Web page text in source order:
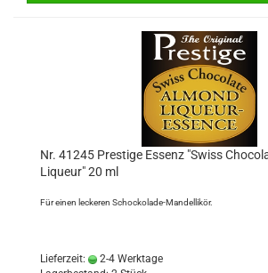
Nr. 41245 Prestige Essenz "Swiss
Liqueur" 20 ml
Für einen leckeren Schockolade-Mandellikör.
Lieferzeit:
2-4 Werktage